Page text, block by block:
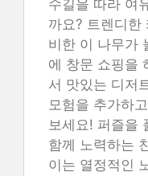
수길을 따라 여
까요? 트렌디한
비한 이 나무가
에 창문 쇼핑을
서 맛있는 디저
모험을 추가하
보세요! 퍼즐을
함께 노력하는
이는 열정적인